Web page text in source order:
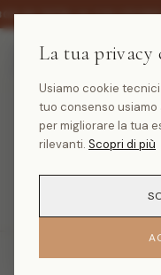
SU TUTTA LA
La tua privacy
Usiamo cookie
tuo consenso
per migliorare la tua
rilevanti. Scopri di più